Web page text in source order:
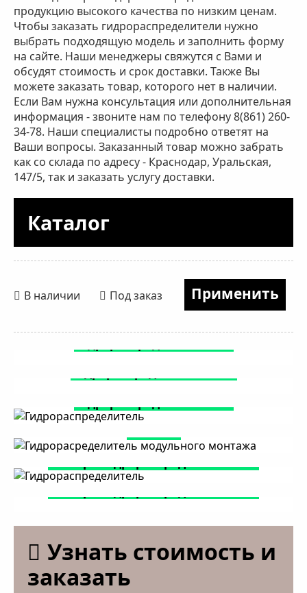
продукцию высокого качества по низким ценам.
Чтобы заказать гидрораспределители нужно
выбрать подходящую модель и заполнить форму
на сайте. Наши менеджеры свяжутся с Вами и
обсудят стоимость и срок доставки. Также Вы
можете заказать товар, которого нет в наличии.
Если Вам нужна консультация или дополнительная
информация - звоните нам по телефону 8(861) 260-
34-78. Наши специалисты подробно ответят на
Ваши вопросы. Заказанный товар можно забрать
как со склада по адресу - Краснодар, Уральская,
147/5, так и заказать услугу доставки.
Каталог
В наличии Под заказ
Гидрорасределитель модульного
Узнать стоимость и
заказать